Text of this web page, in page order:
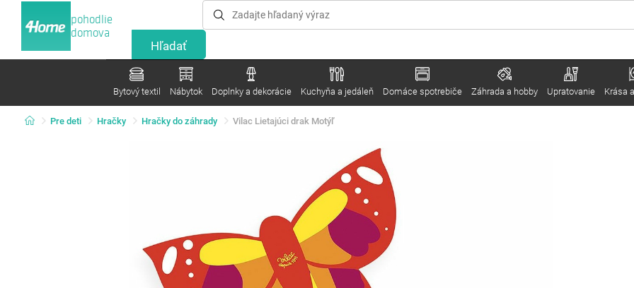
pohodlie
domova
Bytový textil Nábytok Doplnky a dekorácie Kuchyňa a jedáleň Domáce spotrebiče Záhrada a hobby Upratovanie Krása
Pre deti Hračky Hračky do záhrady Vilac Lietajúci drak Motýľ